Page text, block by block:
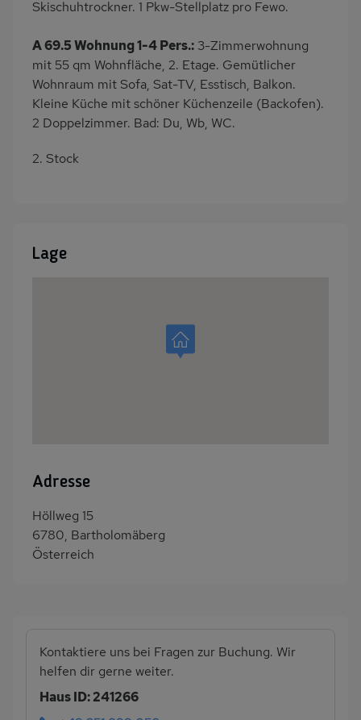
Skischuhtrockner. 1 Pkw-Stellplatz pro Fewo.
A 69.5 Wohnung 1-4 Pers.: 3-Zimmerwohnung
mit 55 qm Wohnfläche, 2. Etage. Gemütlicher
Wohnraum mit Sofa, Sat-TV, Esstisch, Balkon.
Kleine Küche mit schöner Küchenzeile (Backofen).
2 Doppelzimmer. Bad: Du, Wb, WC.
2. Stock
Lage
Adresse
Höllweg 15
6780, Bartholomäberg
Österreich
Kontaktiere uns bei Fragen zur Buchung. Wir
helfen dir gerne weiter.
Haus ID: 241266